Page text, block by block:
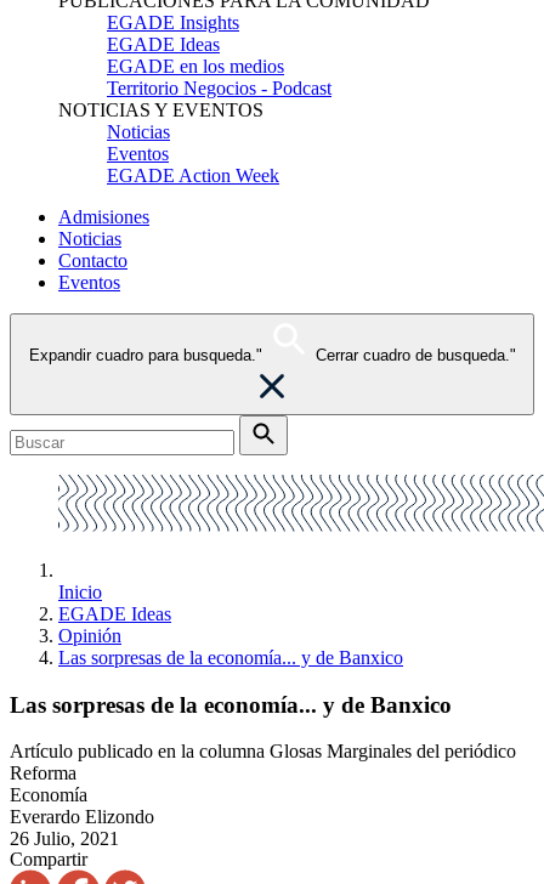
EGADE Insights
EGADE Ideas
EGADE en los medios
Territorio Negocios - Podcast
NOTICIAS Y EVENTOS
Noticias
Eventos
EGADE Action Week
Admisiones
Noticias
Contacto
Eventos
Expandir cuadro para busqueda." Cerrar cuadro de busqueda."
Inicio
EGADE Ideas
Opinión
Las sorpresas de la economía... y de Banxico
Las sorpresas de la economía... y de Banxico
Artículo publicado en la columna Glosas Marginales del periódico
Reforma
Economía
Everardo Elizondo
26 Julio, 2021
Compartir